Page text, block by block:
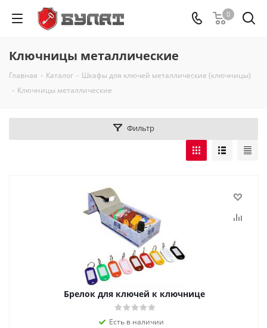
0
Ключницы металлические
Главная - Каталог - Шкафы для ключей металлические (ключницы)
- Ключницы металлические
Фильтр
Брелок для ключей к ключнице
Есть в наличии